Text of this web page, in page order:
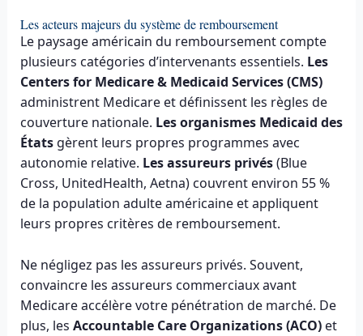
Les acteurs majeurs du système de remboursement
Le paysage américain du remboursement compte
plusieurs catégories d’intervenants essentiels. Les
Centers for Medicare & Medicaid Services (CMS)
administrent Medicare et définissent les règles de
couverture nationale. Les organismes Medicaid des
Étatsgèrent leurs propres programmes avec
autonomie relative. Les assureurs privés(Blue
Cross, UnitedHealth, Aetna) couvrent environ 55 %
de la population adulte américaine et appliquent
leurs propres critères de remboursement.
Ne négligez pas les assureurs privés. Souvent,
convaincre les assureurs commerciaux avant
Medicare accélère votre pénétration de marché. De
plus, les Accountable Care Organizations (ACO)et